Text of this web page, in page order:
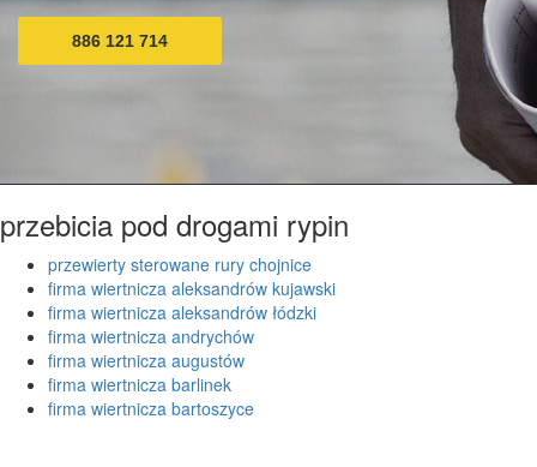
886 121 714
przebicia pod drogami rypin
przewierty sterowane rury chojnice
firma wiertnicza aleksandrów kujawski
firma wiertnicza aleksandrów łódzki
firma wiertnicza andrychów
firma wiertnicza augustów
firma wiertnicza barlinek
firma wiertnicza bartoszyce